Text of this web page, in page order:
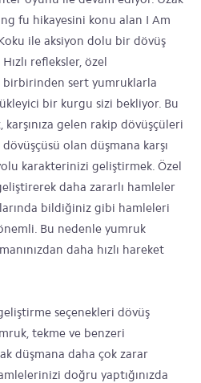
fu hikayesini konu alan I Am
ile aksiyon dolu bir dövüş
refleksler, özel
sert yumruklarla
bir kurgu sizi bekliyor. Bu
gelen rakip dövüşçüleri
olan düşmana karşı
karakterinizi geliştirmek. Özel
daha zararlı hamleler
bildiğiniz gibi hamleleri
Bu nedenle yumruk
daha hızlı hareket
seçenekleri dövüş
tekme ve benzeri
düşmana daha çok zarar
doğru yaptığınızda